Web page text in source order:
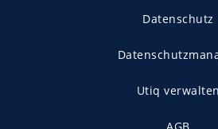
Datenschutz
Utiq verwalten
AGB